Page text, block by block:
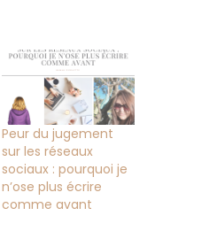
Peur du jugement
sur les réseaux
sociaux : pourquoi je
n’ose plus écrire
comme avant